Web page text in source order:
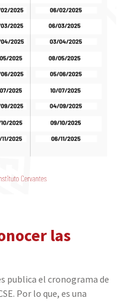
las
publica el cronograma de
Por lo que, es una